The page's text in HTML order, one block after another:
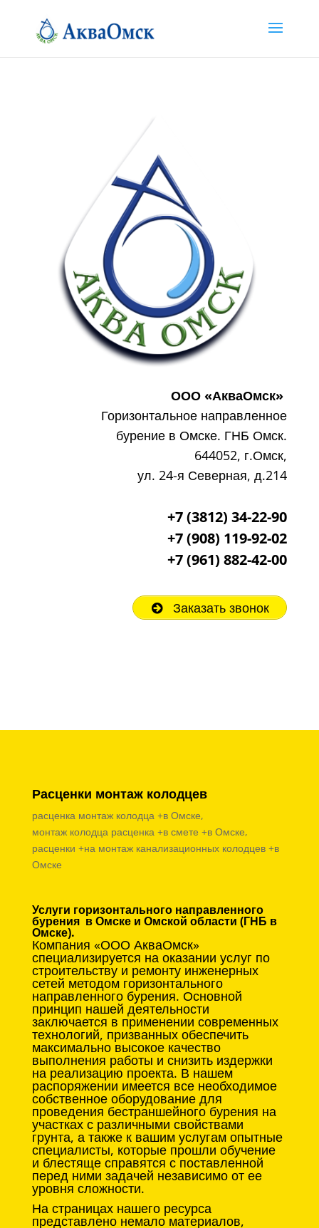
ООО «АкваОмск»
Горизонтальное направленное
бурение в Омске. ГНБ Омск.
644052, г.Омск,
ул. 24-я Северная, д.214
+7 (3812) 34-22-90
+7 (908) 119-92-02
+7(961) 882-42-00
Заказать звонок
Расценки монтаж колодцев
расценка монтаж колодца +в Омске,
монтаж колодца расценка +в смете +в Омске,
расценки +на монтаж канализационных колодцев +в
Омске
Услуги горизонтального направленного
бурения в Омске и Омской области (ГНБ в
Омске).
Компания «ООО АкваОмск»
специализируется на оказании услуг по
строительству и ремонту инженерных
сетей методом горизонтального
направленного бурения. Основной
принцип нашей деятельности
заключается в применении современных
технологий, призванных обеспечить
максимально высокое качество
выполнения работы и снизить издержки
на реализацию проекта. В нашем
распоряжении имеется все необходимое
собственное оборудование для
проведения бестраншейного бурения на
участках с различными свойствами
грунта, а также к вашим услугам опытные
специалисты, которые прошли обучение
и блестяще справятся с поставленной
перед ними задачей независимо от ее
уровня сложности.
На страницах нашего ресурса
представлено немало материалов,